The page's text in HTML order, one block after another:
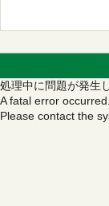
処理中に問題が発生
A fatal error occurred.
Please contact the